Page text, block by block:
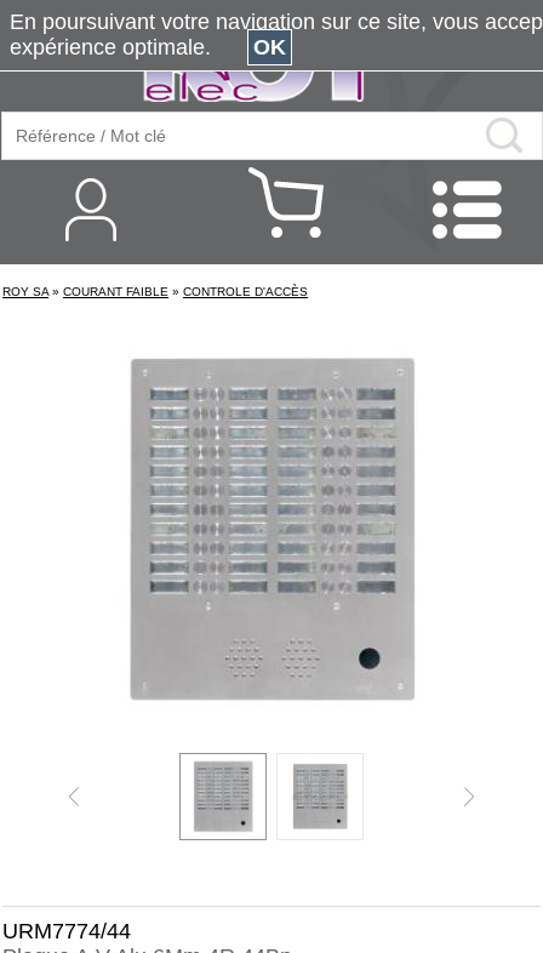
ROY SA » COURANT FAIBLE » CONTROLE D'ACCÈS
URM7774/44
En poursuivant votre navigation sur ce site, vous
expérience optimale.
OK